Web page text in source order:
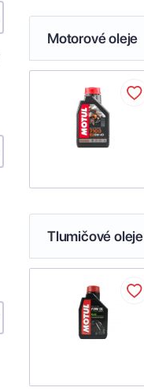
Motorové oleje
Tlumičové oleje